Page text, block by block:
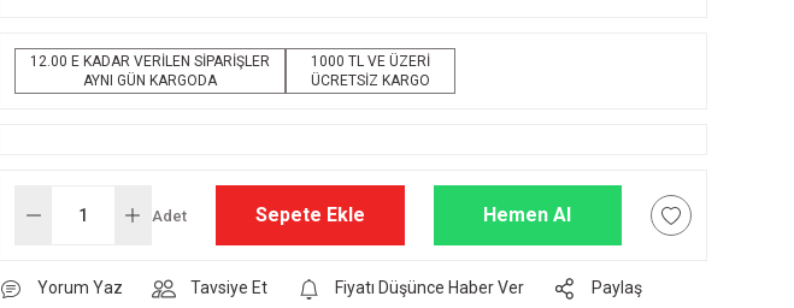
12.00 E KADAR VERİLEN SİPARİŞLER
AYNI GÜN KARGODA
1000 TL VE ÜZERİ
ÜCRETSİZ KARGO
Adet Sepete Ekle Hemen Al
Yorum Yaz Tavsiye Et Fiyatı Düşünce Haber Ver Paylaş